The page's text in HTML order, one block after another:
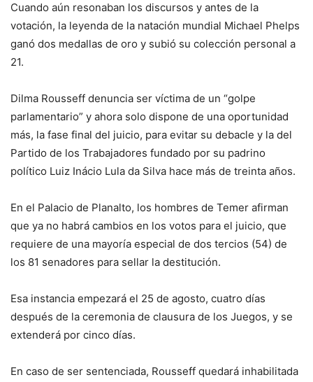
Cuando aún resonaban los discursos y antes de la
votación, la leyenda de la natación mundial Michael Phelps
ganó dos medallas de oro y subió su colección personal a
21.
Dilma Rousseff denuncia ser víctima de un “golpe
parlamentario” y ahora solo dispone de una oportunidad
más, la fase final del juicio, para evitar su debacle y la del
Partido de los Trabajadores fundado por su padrino
político Luiz Inácio Lula da Silva hace más de treinta años.
En el Palacio de Planalto, los hombres de Temer afirman
que ya no habrá cambios en los votos para el juicio, que
requiere de una mayoría especial de dos tercios (54) de
los 81 senadores para sellar la destitución.
Esa instancia empezará el 25 de agosto, cuatro días
después de la ceremonia de clausura de los Juegos, y se
extenderá por cinco días.
En caso de ser sentenciada, Rousseff quedará inhabilitada